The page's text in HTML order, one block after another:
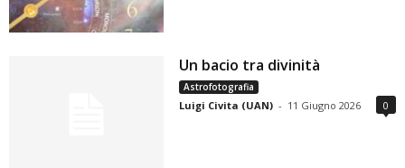
Un bacio tra divinità
Astrofotografia
Luigi Civita (UAN) - 11 Giugno 2026 0